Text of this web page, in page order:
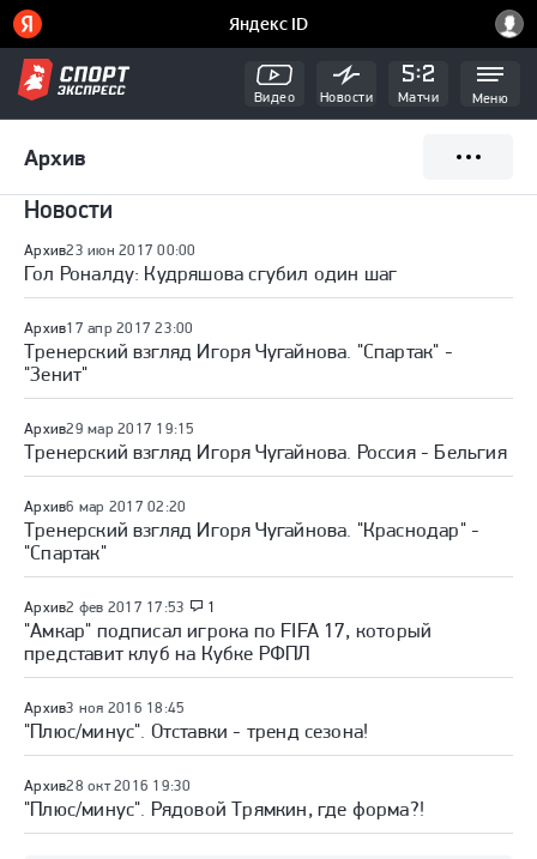
Видео Новости Матчи Меню
Архив
Новости
Архив23 июн 2017 00:00
Гол Роналду: Кудряшова сгубил один шаг
Архив17 апр 2017 23:00
Тренерский взгляд Игоря Чугайнова. "Спартак" -
"Зенит"
Архив29 мар 2017 19:15
Тренерский взгляд Игоря Чугайнова. Россия - Бельгия
Архив6 мар 2017 02:20
Тренерский взгляд Игоря Чугайнова. "Краснодар" -
"Спартак"
Архив2 фев 2017 17:53 1
"Амкар" подписал игрока по FIFA 17, который
представит клуб на Кубке РФПЛ
Архив3 ноя 2016 18:45
"Плюс/минус". Отставки - тренд сезона!
Архив28 окт 2016 19:30
"Плюс/минус". Рядовой Трямкин, где форма?!